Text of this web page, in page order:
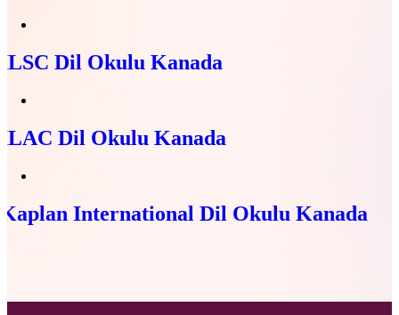
ILSC Dil Okulu Kanada
ILAC Dil Okulu Kanada
Kaplan International Dil Okulu Kanada